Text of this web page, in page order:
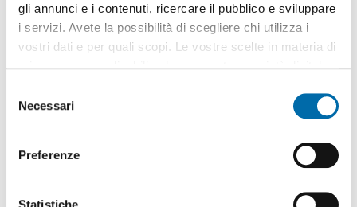
gli annunci e i contenuti, ricercare il pubblico e sviluppare
i servizi. Avete la possibilità di scegliere chi utilizza i
vostri dati e per quali scopi. Le vostre scelte in materia di
modificare o revocare il proprio consenso in qualsiasi
momento dalla Dichiarazione sui cookie o facendo clic
raccogliere informazioni sulla tua posizione
Necessari
Preferenze
450€
50m2 2 Loc 1 Bagno
Máx. 10km